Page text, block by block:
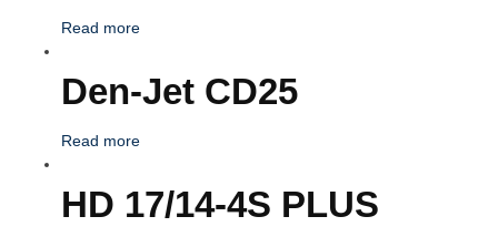
Read more
Den-Jet CD25
Read more
HD 17/14-4S PLUS